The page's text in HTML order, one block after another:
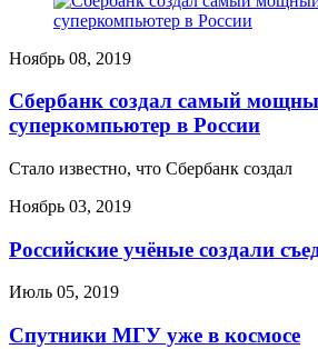
Ноябрь 08, 2019
Сбербанк создал самый
суперкомпьютер в России
Стало известно, что Сбербанк создал
Ноябрь 03, 2019
Российские учёные создали
Июль 05, 2019
Спутники МГУ уже в космосе